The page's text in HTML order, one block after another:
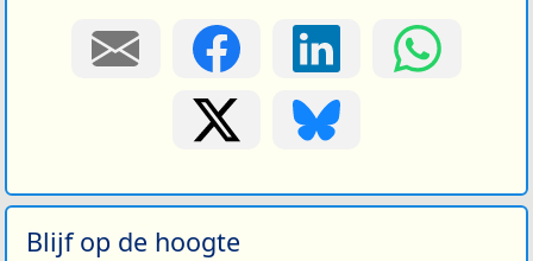
Blijf op de hoogte